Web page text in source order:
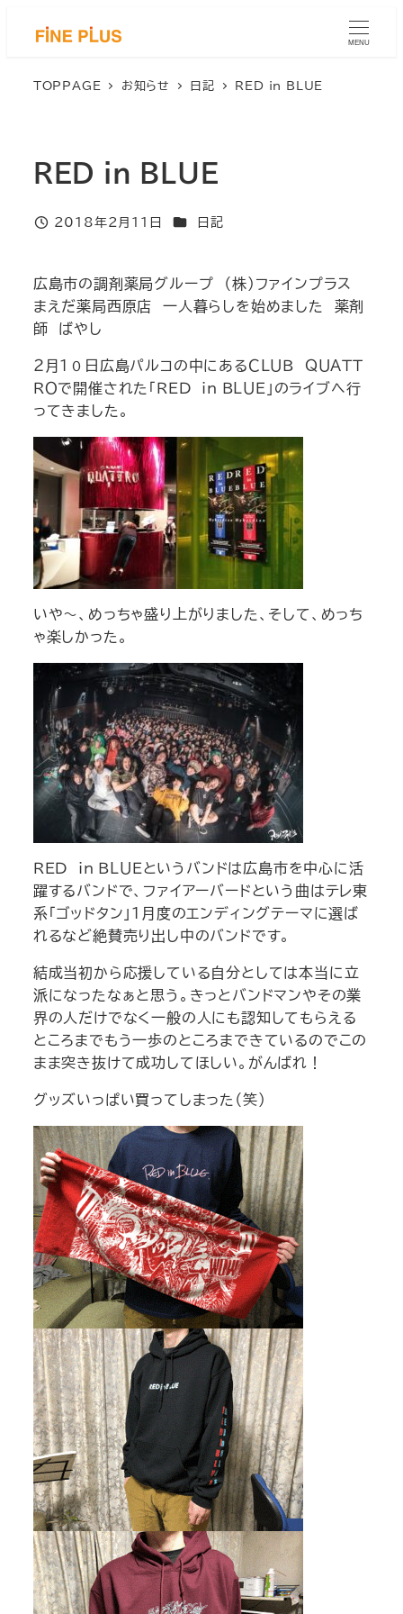
MENU
TOPPAGE お知らせ 日記 RED in BLUE
RED in BLUE
投稿日
2018年2月11日 カテゴリー
日記
広島市の調剤薬局グループ （株）ファインプラス
まえだ薬局西原店 一人暮らしを始めました 薬剤
師 ばやし
２月１０日広島パルコの中にあるＣＬＵＢ ＱＵＡＴＴ
ＲＯで開催された「ＲＥＤ in ＢＬＵＥ」のライブへ行
ってきました。
いや～、めっちゃ盛り上がりました、そして、めっち
ゃ楽しかった。
ＲＥＤ in ＢＬＵＥというバンドは広島市を中心に活
躍するバンドで、ファイアーバードという曲はテレ東
系「ゴッドタン」１月度のエンディングテーマに選ば
れるなど絶賛売り出し中のバンドです。
結成当初から応援している自分としては本当に立
派になったなぁと思う。きっとバンドマンやその業
界の人だけでなく一般の人にも認知してもらえる
ところまでもう一歩のところまできているのでこの
まま突き抜けて成功してほしい。がんばれ！
グッズいっぱい買ってしまった（笑）